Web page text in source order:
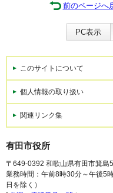
前のページへ
PC表示
このサイトについて
個人情報の取り扱い
関連リンク集
有田市役所
〒649-0392 和歌山県有田市箕島
業務時間：午前8時30分～午後5
日を除く）